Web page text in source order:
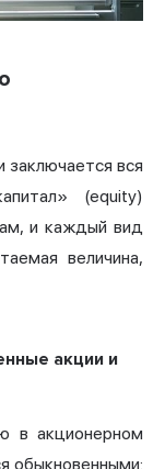
заключается вся
(equity)
и каждый вид
величина,
акции и
в акционерном
обыкновенными: